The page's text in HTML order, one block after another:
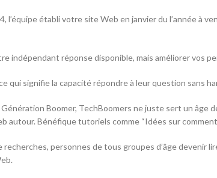
établi votre site Web en janvier du l’année à
indépendant réponse disponible, mais améliorer vos
qui signifie la capacité répondre à leur question sans
Boomer, TechBoomers ne juste sert un
autour. Bénéfique tutoriels comme “Idées sur
personnes de tous groupes d’âge